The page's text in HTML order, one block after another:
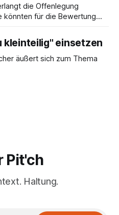
die Offenlegung
könnten für die Bewertung
kleinteilig" einsetzen
äußert sich zum Thema
Pit'ch
Haltung.